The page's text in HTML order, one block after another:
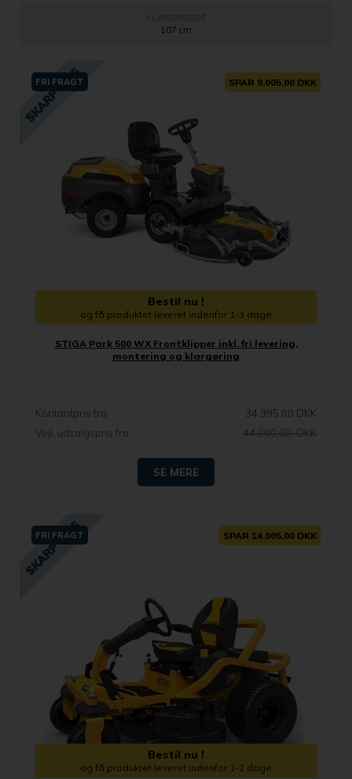
107 cm
FRI FRAGT SPAR 9.005,00 DKK
Bestil nu !
og få produktet leveret indenfor 1-3 dage
STIGA Park 500 WX Frontklipper inkl. fri levering,
montering og klargøring
Kontantpris fra
34.995,00 DKK
Vejl. udsalgspris fra
44.000,00 DKK
SE MERE
FRI FRAGT SPAR 14.005,00 DKK
Bestil nu !
og få produktet leveret indenfor 1-2 dage